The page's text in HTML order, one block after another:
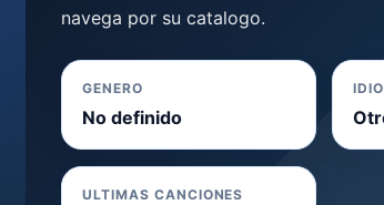
navega por su catalogo.
GENERO
No definido
ULTIMAS CANCIONES